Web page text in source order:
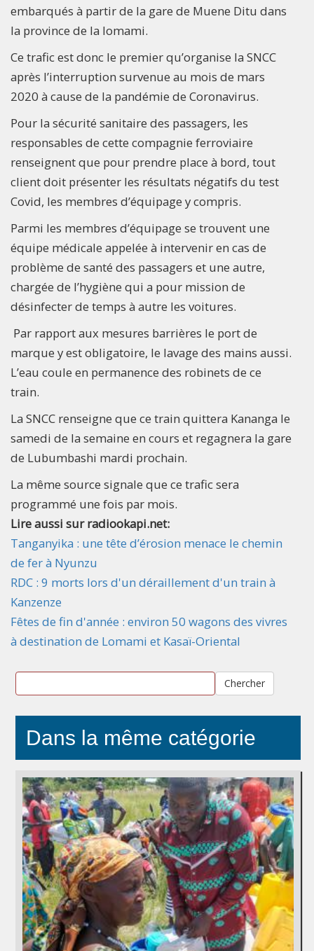
embarqués à partir de la gare de Muene Ditu dans
la province de la lomami.
Ce trafic est donc le premier qu’organise la SNCC
après l’interruption survenue au mois de mars
2020 à cause de la pandémie de Coronavirus.
Pour la sécurité sanitaire des passagers, les
responsables de cette compagnie ferroviaire
renseignent que pour prendre place à bord, tout
client doit présenter les résultats négatifs du test
Covid, les membres d’équipage y compris.
Parmi les membres d’équipage se trouvent une
équipe médicale appelée à intervenir en cas de
problème de santé des passagers et une autre,
chargée de l’hygiène qui a pour mission de
désinfecter de temps à autre les voitures.
Par rapport aux mesures barrières le port de
marque y est obligatoire, le lavage des mains aussi.
L’eau coule en permanence des robinets de ce
train.
La SNCC renseigne que ce train quittera Kananga le
samedi de la semaine en cours et regagnera la gare
de Lubumbashi mardi prochain.
La même source signale que ce trafic sera
programmé une fois par mois.
Lire aussi sur radiookapi.net:
Tanganyika : une tête d’érosion menace le chemin
de fer à Nyunzu
RDC : 9 morts lors d'un déraillement d'un train à
Kanzenze
Fêtes de fin d'année : environ 50 wagons des vivres
à destination de Lomami et Kasaï-Oriental
Chercher
Dans la même catégorie